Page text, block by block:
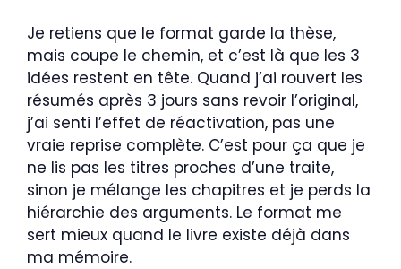
Je retiens que le format garde la thèse,
mais coupe le chemin, et c’est là que les 3
idées restent en tête. Quand j’ai rouvert les
résumés après 3 jours sans revoir l’original,
j’ai senti l’effet de réactivation, pas une
vraie reprise complète. C’est pour ça que je
ne lis pas les titres proches d’une traite,
sinon je mélange les chapitres et je perds la
hiérarchie des arguments. Le format me
sert mieux quand le livre existe déjà dans
ma mémoire.